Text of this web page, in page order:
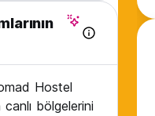
Hostel
bölgelerini